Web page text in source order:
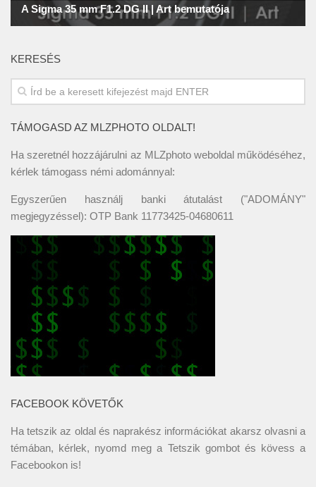
KERESÉS
TÁMOGASD AZ MLZPHOTO OLDALT!
Ha szeretnél hozzájárulni az MLZphoto weboldal működéséhez,
kérlek támogass némi adománnyal:
Egyszerűen használj banki átutalást ("ADOMÁNY"
megjegyzéssel): OTP Bank 11773425-04680611
FACEBOOK KÖVETŐK
Ha tetszik az oldal és naprakész információkat akarsz olvasni a
témában, kérlek, nyomd meg a Tetszik gombot és kövess a
Facebookon is!